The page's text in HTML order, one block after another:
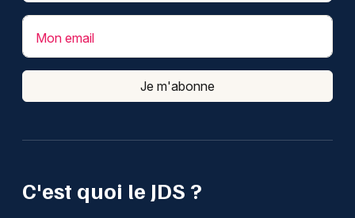
C'est quoi le JDS ?
Mon email
Je m'abonne